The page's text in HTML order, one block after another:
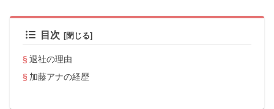
目次
退社の理由
加藤アナの経歴